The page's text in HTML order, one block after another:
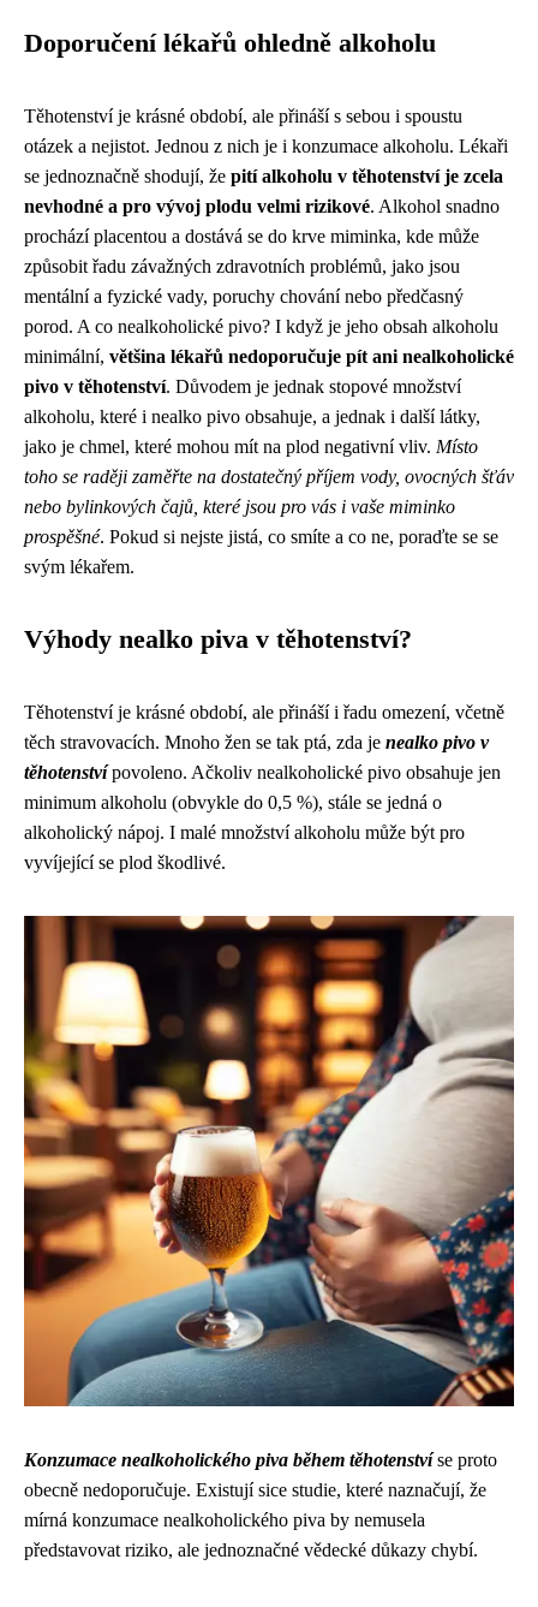
Doporučení lékařů ohledně alkoholu
Těhotenství je krásné období, ale přináší s sebou i spoustu
otázek a nejistot. Jednou z nich je i konzumace alkoholu. Lékaři
se jednoznačně shodují, že pití alkoholu v těhotenství je zcela
nevhodné a pro vývoj plodu velmi rizikové. Alkohol snadno
prochází placentou a dostává se do krve miminka, kde může
způsobit řadu závažných zdravotních problémů, jako jsou
mentální a fyzické vady, poruchy chování nebo předčasný
porod. A co nealkoholické pivo? I když je jeho obsah alkoholu
minimální, většina lékařů nedoporučuje pít ani nealkoholické
pivo v těhotenství. Důvodem je jednak stopové množství
alkoholu, které i nealko pivo obsahuje, a jednak i další látky,
jako je chmel, které mohou mít na plod negativní vliv. Místo
toho se raději zaměřte na dostatečný příjem vody, ovocných šťáv
nebo bylinkových čajů, které jsou pro vás i vaše miminko
prospěšné. Pokud si nejste jistá, co smíte a co ne, poraďte se se
svým lékařem.
Výhody nealko piva v těhotenství?
Těhotenství je krásné období, ale přináší i řadu omezení, včetně
těch stravovacích. Mnoho žen se tak ptá, zda je nealko pivo v
těhotenstvípovoleno. Ačkoliv nealkoholické pivo obsahuje jen
minimum alkoholu (obvykle do 0,5 %), stále se jedná o
alkoholický nápoj. I malé množství alkoholu může být pro
vyvíjející se plod škodlivé.
Konzumace nealkoholického piva během těhotenstvíse proto
obecně nedoporučuje. Existují sice studie, které naznačují, že
mírná konzumace nealkoholického piva by nemusela
představovat riziko, ale jednoznačné vědecké důkazy chybí.